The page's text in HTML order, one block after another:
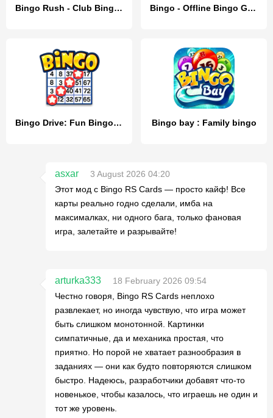
Bingo Rush - Club Bingo Games Bingo - Offline Bingo Game
Bingo Drive: Fun Bingo Games Bingo bay : Family bingo
asxar
3 August 2026 04:20
Этот мод с Bingo RS Cards — просто кайф! Все
карты реально годно сделали, имба на
максималках, ни одного бага, только фановая
игра, залетайте и разрывайте!
arturka333
18 February 2026 09:54
Честно говоря, Bingo RS Cards неплохо
развлекает, но иногда чувствую, что игра может
быть слишком монотонной. Картинки
симпатичные, да и механика простая, что
приятно. Но порой не хватает разнообразия в
заданиях — они как будто повторяются слишком
быстро. Надеюсь, разработчики добавят что-то
новенькое, чтобы казалось, что играешь не один и
тот же уровень.